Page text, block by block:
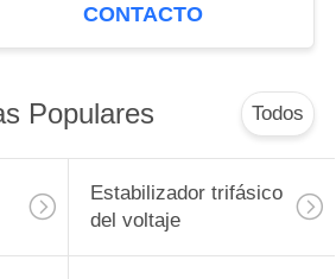
CONTACTO
Populares Todos
Estabilizador trifásico
del voltaje